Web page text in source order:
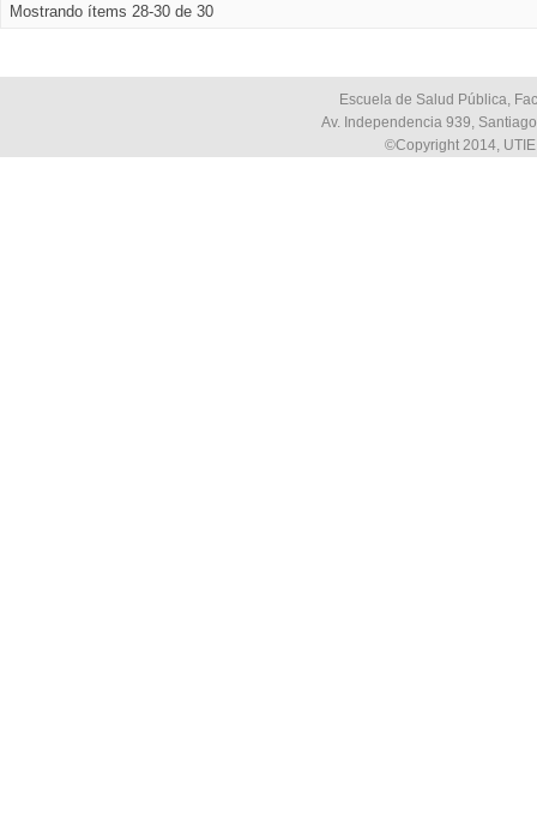
Mostrando ítems 28-30 de 30
Escuela de Salud Pública,
Av. Independencia 939,
©Copyright 2014,